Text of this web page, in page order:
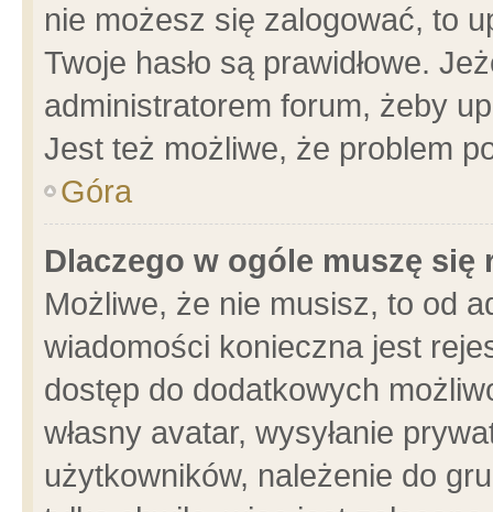
nie możesz się zalogować, to
Twoje hasło są prawidłowe.
administratorem forum, żeby
Jest też możliwe, że problem
Góra
Dlaczego w ogóle muszę się
Możliwe, że nie musisz, to od
wiadomości konieczna jest
dostęp do dodatkowych
własny avatar, wysyłanie
użytkowników, należenie do